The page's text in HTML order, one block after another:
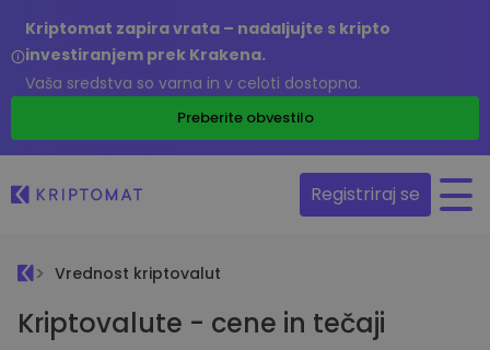
Kriptomat zapira vrata – nadaljujte s kripto
investiranjem prek Krakena.
Vaša sredstva so varna in v celoti dostopna.
Preberite obvestilo
Registriraj se
Vrednost kriptovalut
Kriptovalute - cene in tečaji